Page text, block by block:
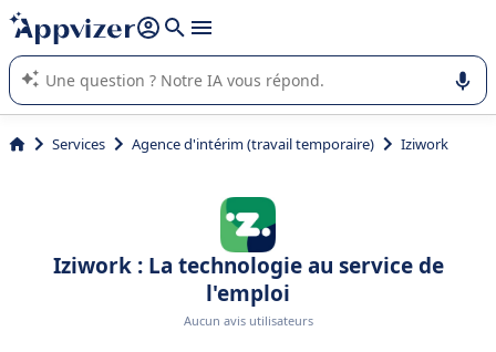
répondre (plusieurs lignes avec
L'IA de Appvizer vous guide dans l'utilisation ou la sélection de
logiciel SaaS en entreprise.
Services Agence d'intérim (travail temporaire) Iziwork
Iziwork : La technologie au service de
l'emploi
Aucun avis utilisateurs